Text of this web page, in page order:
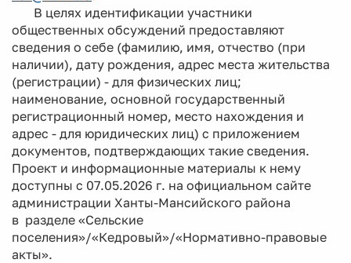
В целях идентификации участники
общественных обсуждений предоставляют
сведения о себе (фамилию, имя, отчество (при
наличии), дату рождения, адрес места жительства
(регистрации) - для физических лиц;
наименование, основной государственный
регистрационный номер, место нахождения и
адрес - для юридических лиц) с приложением
документов, подтверждающих такие сведения.
Проект и информационные материалы к нему
доступны с 07.05.2026 г. на официальном сайте
администрации Ханты-Мансийского района
в разделе «Сельские
поселения»/«Кедровый»/«Нормативно-правовые
акты».